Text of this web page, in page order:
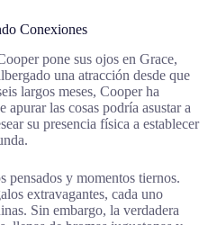
Conexiones
pone sus ojos en Grace,
una atracción desde que
largos meses, Cooper ha
las cosas podría asustar a
su presencia física a establecer
pensados y momentos tiernos.
extravagantes, cada uno
Sin embargo, la verdadera